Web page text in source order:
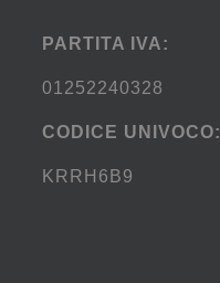
PARTITA IVA:
01252240328
CODICE UNIVOCO:
KRRH6B9